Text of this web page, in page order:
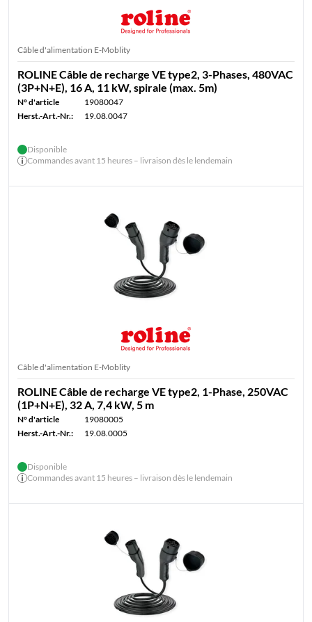
Câble d'alimentation E-Moblity
ROLINE Câble de recharge VE type2, 3-Phases, 480VAC
(3P+N+E), 16 A, 11 kW, spirale (max. 5m)
N° d'article
19080047
Herst.-Art.-Nr.:
19.08.0047
Disponible
Commandes avant 15 heures – livraison dès le lendemain
Câble d'alimentation E-Moblity
ROLINE Câble de recharge VE type2, 1-Phase, 250VAC
(1P+N+E), 32 A, 7,4 kW, 5 m
N° d'article
19080005
Herst.-Art.-Nr.:
19.08.0005
Disponible
Commandes avant 15 heures – livraison dès le lendemain